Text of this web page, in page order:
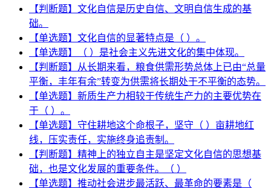
【判断题】文化自信是历史自信、文明自信生成的基
础。
【单选题】文化自信的显著特点是（ ）。
【单选题】（ ）是社会主义先进文化的集中体现。
【判断题】从长期来看，粮食供需形势总体上已由“总量
平衡，丰年有余”转变为供需将长期处于不平衡的态势。
【单选题】新质生产力相较于传统生产力的主要优势在
于（ ）。
【单选题】守住耕地这个命根子，坚守（ ）亩耕地红
线，压实责任，实施终身追责制。
【判断题】精神上的独立自主是坚定文化自信的思想基
础，也是文化发展的重要条件。（ ）
【单选题】推动社会进步最活跃、最革命的要素是（